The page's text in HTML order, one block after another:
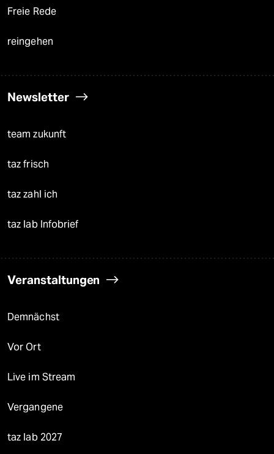
Freie Rede
reingehen
Newsletter
team zukunft
taz frisch
taz zahl ich
taz lab Infobrief
Veranstaltungen
Demnächst
Vor Ort
Live im Stream
Vergangene
taz lab 2027